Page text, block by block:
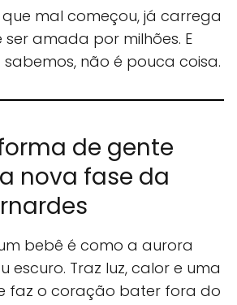
que mal começou, já carrega
amada por milhões. E
não é pouca coisa.
de gente
nova fase da
bebê é como a aurora
escuro. Traz luz, calor e uma
faz o coração bater fora do